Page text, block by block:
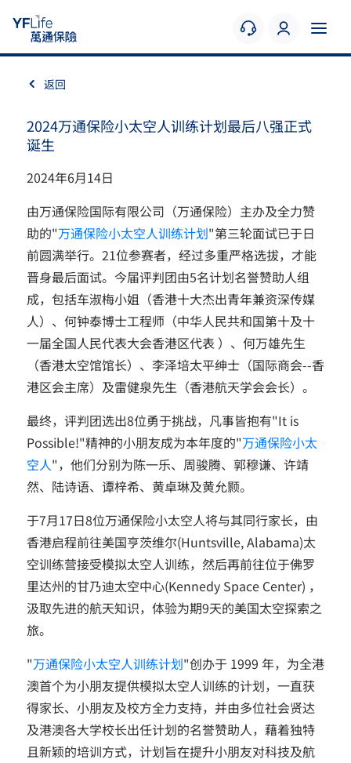
返回
2024万通保险小太空人训练计划最后八强正式
诞生
2024年6月14日
由万通保险国际有限公司（万通保险）主办及全力赞
助的"万通保险小太空人训练计划"第三轮面试已于日
前圆满举行。21位参赛者，经过多重严格选拔，才能
晋身最后面试。今届评判团由5名计划名誉赞助人组
成，包括车淑梅小姐（香港十大杰出青年兼资深传媒
人）、何钟泰博士工程师（中华人民共和国第十及十
一届全国人民代表大会香港区代表 ）、何万雄先生
（香港太空馆馆长）、李泽培太平绅士（国际商会--香
港区会主席）及雷健泉先生（香港航天学会会长）。
最终，评判团选出8位勇于挑战，凡事皆抱有"It is
Possible!"精神的小朋友成为本年度的"万通保险小太
空人"，他们分别为陈一乐、周骏腾、郭穆谦、许靖
然、陆诗语、谭梓希、黄卓琳及黄允颢。
于7月17日8位万通保险小太空人将与其同行家长，由
香港启程前往美国亨茨维尔(Huntsville, Alabama)太
空训练营接受模拟太空人训练，然后再前往位于佛罗
里达州的甘乃迪太空中心(Kennedy Space Center) ，
汲取先进的航天知识，体验为期9天的美国太空探索之
旅。
"万通保险小太空人训练计划"创办于 1999 年，为全港
澳首个为小朋友提供模拟太空人训练的计划，一直获
得家长、小朋友及校方全力支持，并由多位社会贤达
及港澳各大学校长出任计划的名誉赞助人，藉着独特
且新颖的培训方式，计划旨在提升小朋友对科技及航